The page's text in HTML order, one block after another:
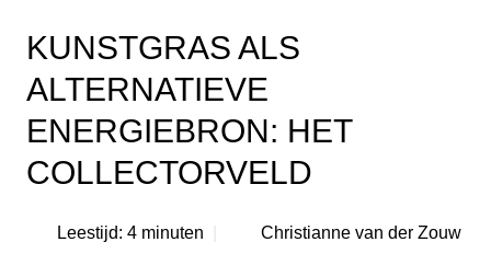
KUNSTGRAS ALS
ALTERNATIEVE
ENERGIEBRON: HET
COLLECTORVELD
Leestijd: 4 minuten Christianne van der Zouw